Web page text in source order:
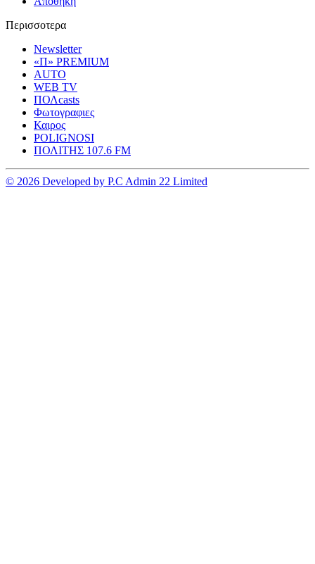
Περισσοτερα
Newsletter
«Π» PREMIUM
AUTO
WEB TV
ΠΟΛcasts
Φωτογραφιες
Καιρος
POLIGNOSI
ΠΟΛΙΤΗΣ 107.6 FM
© 2026 Developed by P.C Admin 22 Limited